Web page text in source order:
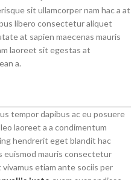
sit ullamcorper nam hac a at
libero consectetur aliquet
at sapien maecenas mauris
laoreet sit egestas at
a.
tempor dapibus ac eu posuere
laoreet a a condimentum
hendrerit eget blandit hac
euismod mauris consectetur
etiam ante sociis per